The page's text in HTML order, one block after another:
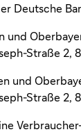
Deutsche
und
Straße 2,
und
Straße 2,